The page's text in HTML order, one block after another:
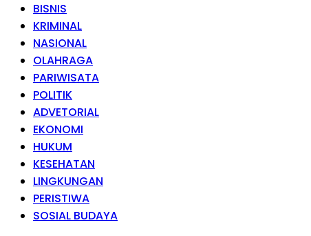
BISNIS
KRIMINAL
NASIONAL
OLAHRAGA
PARIWISATA
POLITIK
ADVETORIAL
EKONOMI
HUKUM
KESEHATAN
LINGKUNGAN
PERISTIWA
SOSIAL BUDAYA